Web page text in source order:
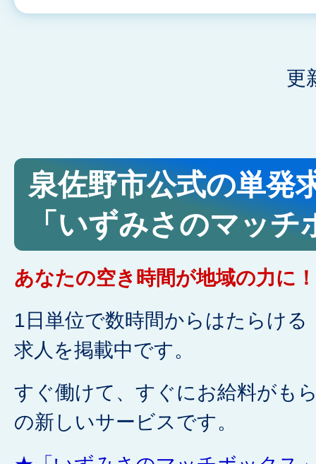
更
泉佐野市公式の単発
「いずみさのマッチ
あなたの空き時間が地域の力に！
1日単位で数時間からはたらける
求人を掲載中です。
すぐ働けて、すぐにお給料がも
の新しいサービスです。